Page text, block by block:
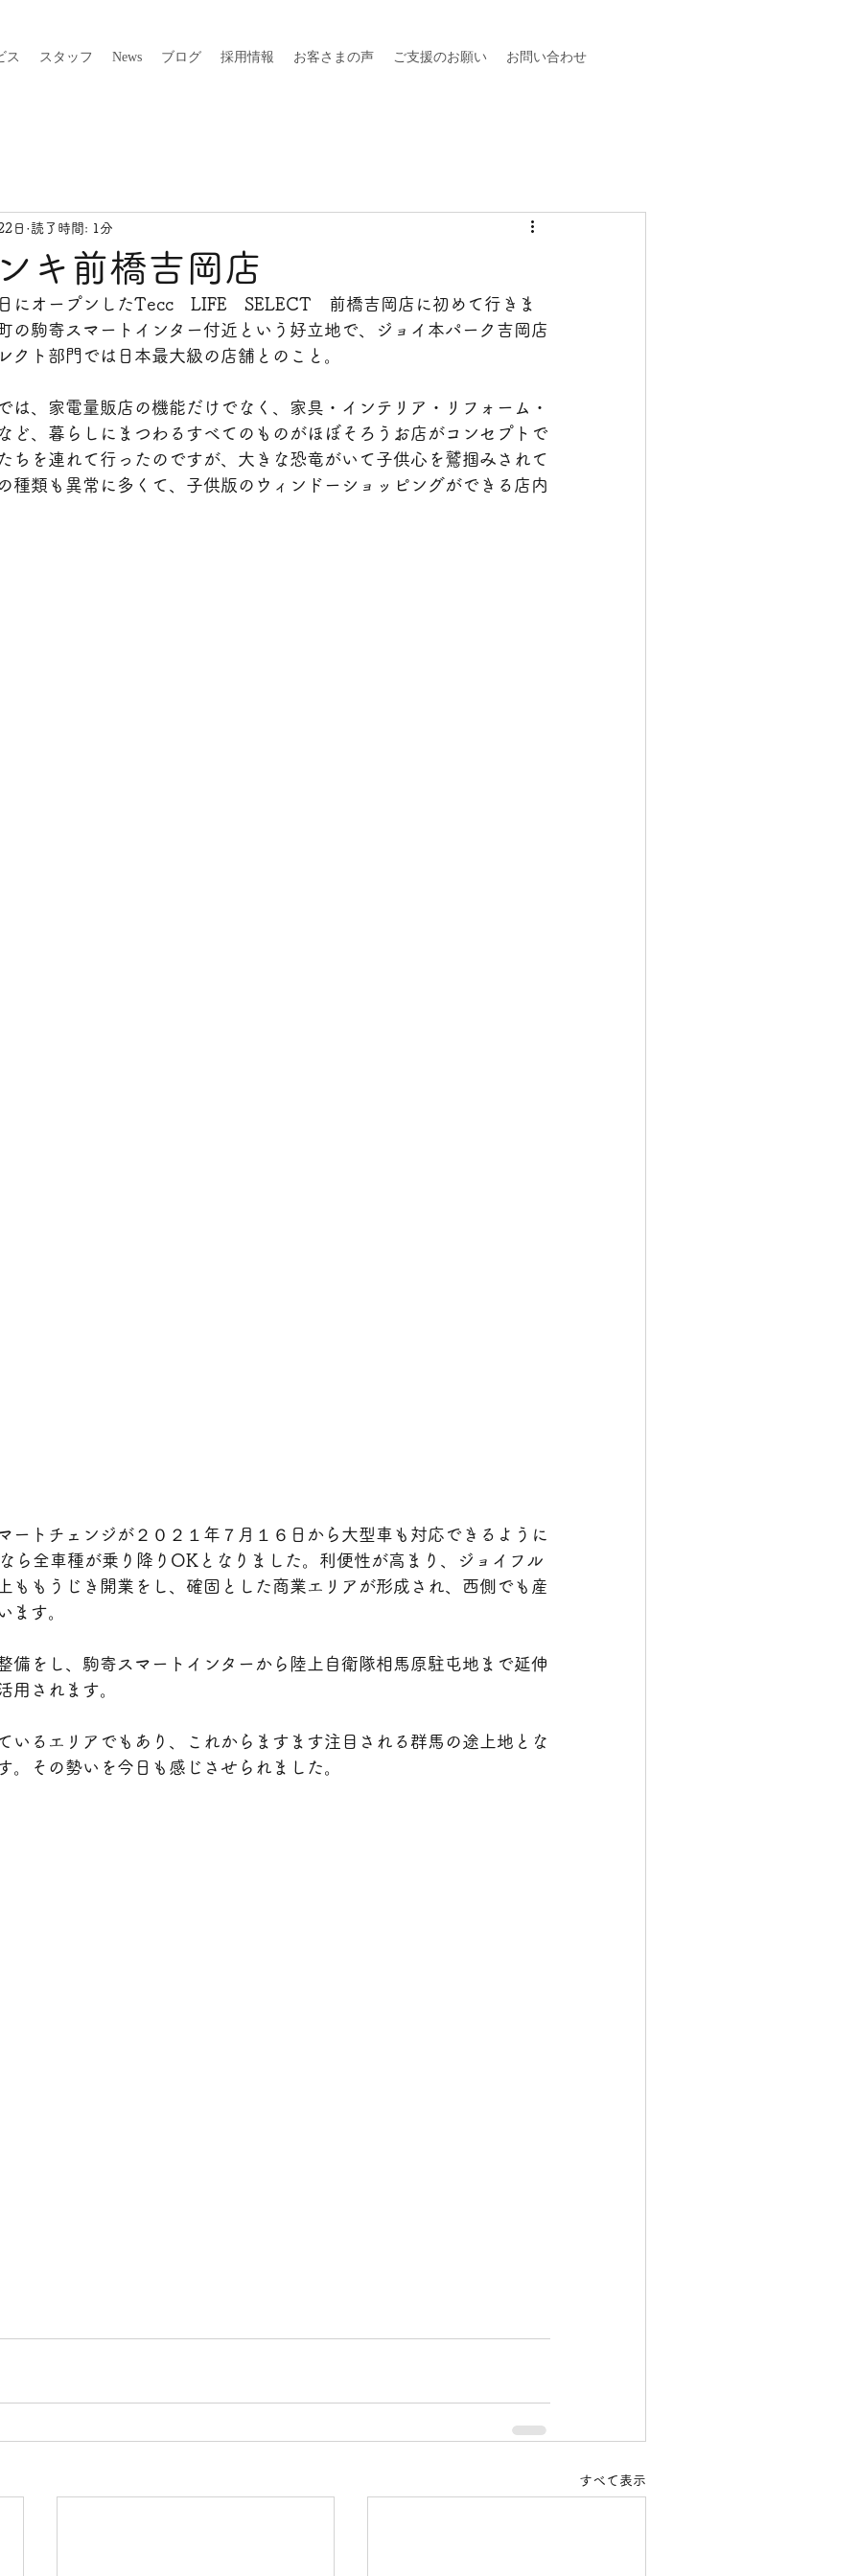
ス スタッフ News ブログ 採用情報 お客さまの声 ご支援のお願い お問い合わせ
キ前橋吉岡店
日 読了時間: 1分
にオープンしたTecc　LIFE　SELECT　前橋吉岡店に初めて行きま
の駒寄スマートインター付近という好立地で、ジョイ本パーク吉岡店
クト部門では日本最大級の店舗とのこと。
は、家電量販店の機能だけでなく、家具・インテリア・リフォーム・
ど、暮らしにまつわるすべてのものがほぼそろうお店がコンセプトで
ちを連れて行ったのですが、大きな恐竜がいて子供心を鷲掴みされて
種類も異常に多くて、子供版のウィンドーショッピングができる店内
ートチェンジが２０２１年７月１６日から大型車も対応できるように
ら全車種が乗り降りOKとなりました。利便性が高まり、ジョイフル
ももうじき開業をし、確固とした商業エリアが形成され、西側でも産
ます。
備をし、駒寄スマートインターから陸上自衛隊相馬原駐屯地まで延伸
用されます。
いるエリアでもあり、これからますます注目される群馬の途上地とな
。その勢いを今日も感じさせられました。
すべて表示